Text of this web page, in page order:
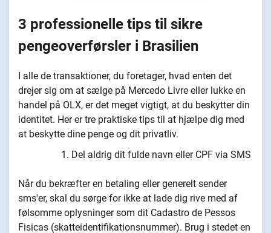
3 professionelle tips til sikre
pengeoverførsler i Brasilien
I alle de transaktioner, du foretager, hvad enten det
drejer sig om at sælge på Mercedo Livre eller lukke en
handel på OLX, er det meget vigtigt, at du beskytter din
identitet. Her er tre praktiske tips til at hjælpe dig med
at beskytte dine penge og dit privatliv.
Del aldrig dit fulde navn eller CPF via SMS
Når du bekræfter en betaling eller generelt sender
sms'er, skal du sørge for ikke at lade dig rive med af
følsomme oplysninger som dit Cadastro de Pessos
Fisicas (skatteidentifikationsnummer). Brug i stedet en